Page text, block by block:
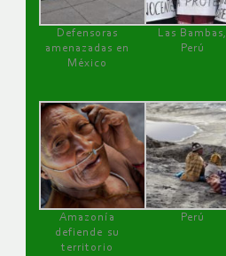
Defensoras
amenazadas en
México
Las Bambas,
Perú
Amazonía
defiende su
territorio
Perú